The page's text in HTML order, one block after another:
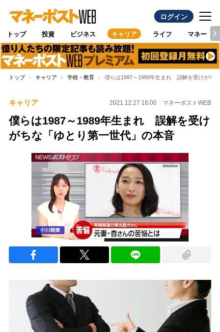
ログイン
トップ 投資 ビジネス キャリア ライフ マネー
トップ キャリア 学校・教育 僕らは1987～1989年生まれ 誤解を受けがち
キャリア 2021.12.27 16:00 マネーポストWEB
僕らは1987～1989年生まれ 誤解を受け
がちな「ゆとり第一世代」の本音